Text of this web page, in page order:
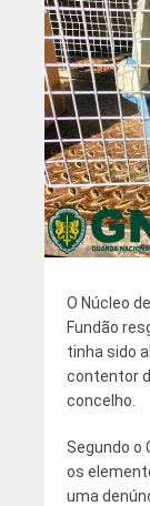
O Núcleo
Fundão
tinha sido
contentor
concelho.
Segundo o
os
uma